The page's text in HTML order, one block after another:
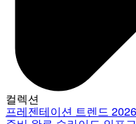
컬렉션
프레젠테이션 트렌드 2026